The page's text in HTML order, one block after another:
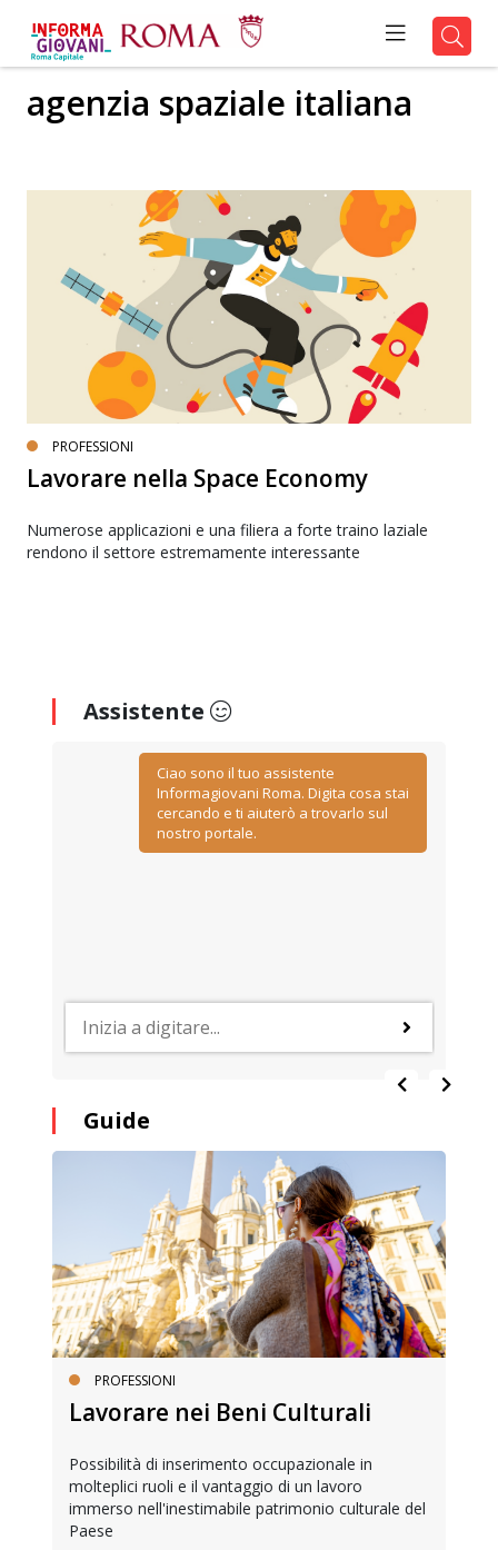
agenzia spaziale italiana
PROFESSIONI
Lavorare nella Space Economy
Numerose applicazioni e una filiera a forte traino laziale
rendono il settore estremamente interessante
Assistente
Ciao sono il tuo assistente
Informagiovani Roma. Digita cosa stai
cercando e ti aiuterò a trovarlo sul
nostro portale.
Guide
PROFESSIONI
Lavorare nei Beni Culturali
Possibilità di inserimento occupazionale in
molteplici ruoli e il vantaggio di un lavoro
immerso nell'inestimabile patrimonio culturale del
Paese